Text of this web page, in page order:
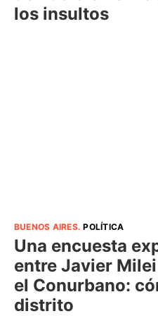
los insultos
BUENOS AIRES.POLÍTICA
Una encuesta
entre Javier
el Conurbano:
distrito